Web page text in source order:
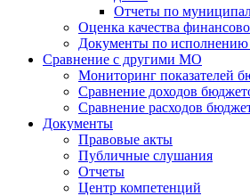
Отчеты по
Оценка качества
Документы по исполнению
Сравнение с другими МО
Мониторинг показателей
Сравнение доходов
Сравнение расходов
Документы
Правовые акты
Публичные слушания
Отчеты
Центр компетенций